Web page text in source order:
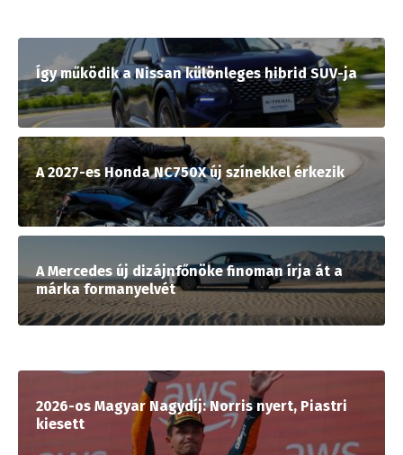
Így működik a Nissan különleges hibrid SUV-ja
A 2027-es Honda NC750X új színekkel érkezik
A Mercedes új dizájnfőnöke finoman írja át a
márka formanyelvét
2026-os Magyar Nagydíj: Norris nyert, Piastri
kiesett